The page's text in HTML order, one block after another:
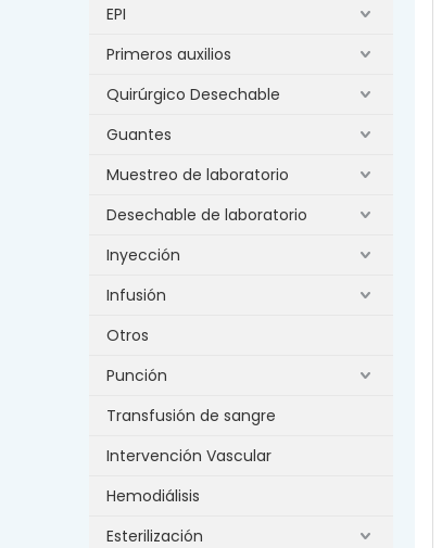
EPI
Primeros auxilios
Quirúrgico Desechable
Guantes
Muestreo de laboratorio
Desechable de laboratorio
Inyección
Infusión
Otros
Punción
Transfusión de sangre
Intervención Vascular
Hemodiálisis
Esterilización